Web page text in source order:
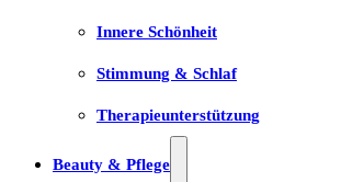
Innere Schönheit
Stimmung & Schlaf
Therapieunterstützung
Beauty & Pflege